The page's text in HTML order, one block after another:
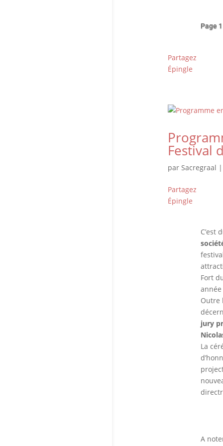
Page
Partagez
Épingle
Festival
par Sacregraal |
Partagez
Épingle
C’est
Fort
Outre
jury
La
A